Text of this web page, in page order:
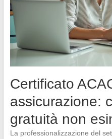
Certificato
assicurazione:
gratuità non
La professionalizzazione del